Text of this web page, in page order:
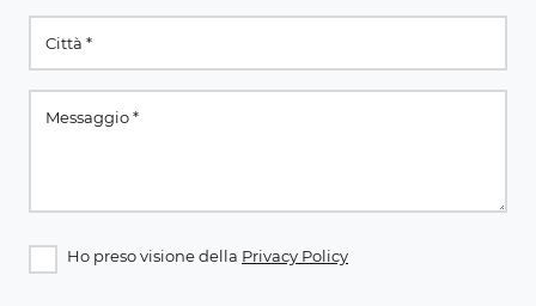
Ho preso visione della Privacy Policy